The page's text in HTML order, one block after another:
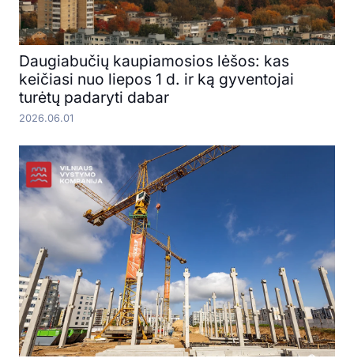
Daugiabučių kaupiamosios lėšos: kas
keičiasi nuo liepos 1 d. ir ką gyventojai
turėtų padaryti dabar
2026.06.01